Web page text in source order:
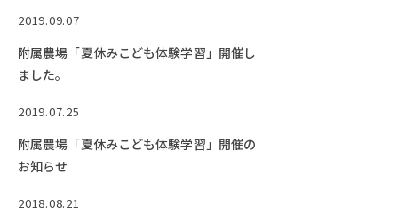
2019.09.07
附属農場「夏休みこども体験学習」開催し
ました。
2019.07.25
附属農場「夏休みこども体験学習」開催の
お知らせ
2018.08.21